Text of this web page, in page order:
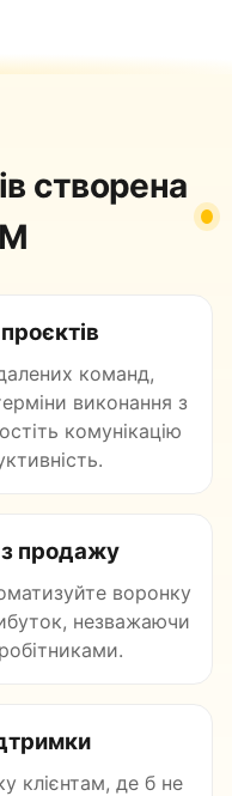
створена
команд,
виконання з
комунікацію
продажу
воронку
незважаючи
клієнтам, де б не